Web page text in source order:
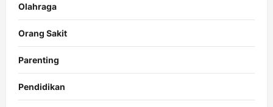
Olahraga
Orang Sakit
Parenting
Pendidikan